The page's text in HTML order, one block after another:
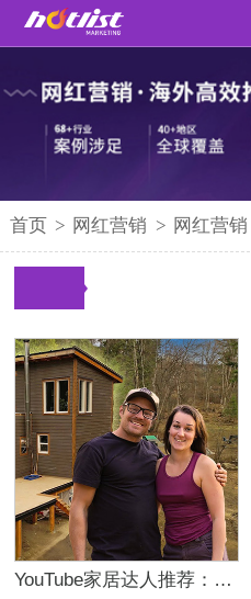
首页 > 网红营销 > 网红营销
YouTube家居达人推荐：加拿大DIY建筑生活kol博主